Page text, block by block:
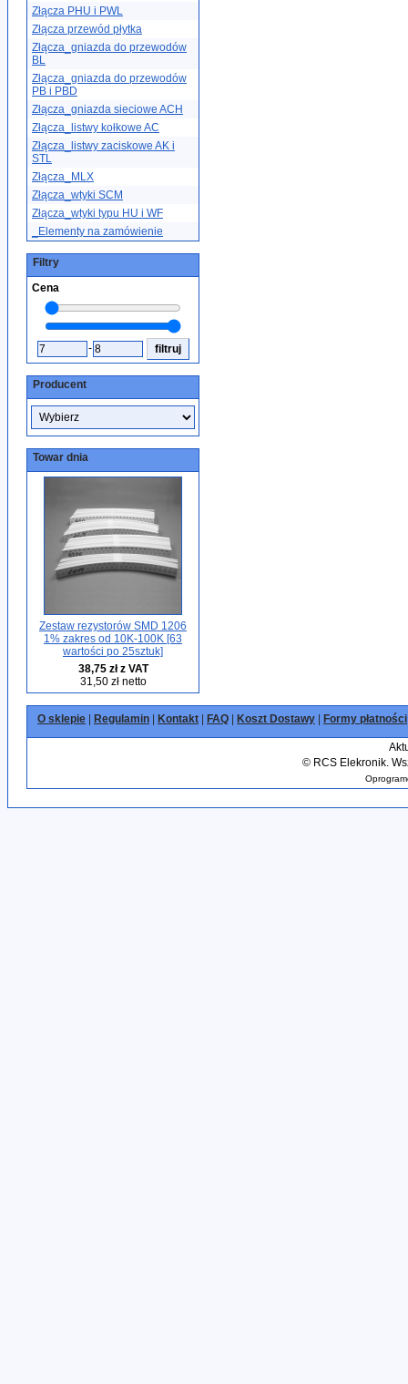
Złącza PHU i PWL
Złącza przewód płytka
Złącza_gniazda do przewodów
BL
Złącza_gniazda do przewodów
PB i PBD
Złącza_gniazda sieciowe ACH
Złącza_listwy kołkowe AC
Złącza_listwy zaciskowe AK i
STL
Złącza_MLX
Złącza_wtyki SCM
Złącza_wtyki typu HU i WF
_Elementy na zamówienie
Filtry
Cena
-
Producent
Towar dnia
Zestaw rezystorów SMD 1206
1% zakres od 10K-100K [63
wartości po 25sztuk]
38,75 zł z VAT
31,50 zł netto
O sklepie Regulamin Kontakt FAQ Koszt Dostawy Formy płatności
©RCS Elekronik.